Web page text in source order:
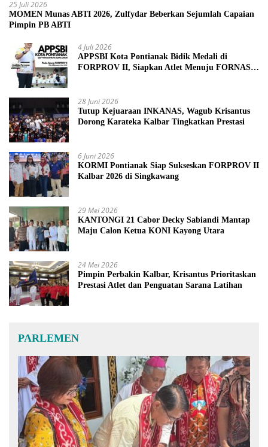
25 Juli 2026
MOMEN Munas ABTI 2026, Zulfydar Beberkan Sejumlah Capaian
Pimpin PB ABTI
4 Juli 2026
APPSBI Kota Pontianak Bidik Medali di
FORPROV II, Siapkan Atlet Menuju FORNAS
28 Juni 2026
Tutup Kejuaraan INKANAS, Wagub Krisantus
Dorong Karateka Kalbar Tingkatkan Prestasi
6 Juni 2026
KORMI Pontianak Siap Sukseskan FORPROV II
Kalbar 2026 di Singkawang
29 Mei 2026
KANTONGI 21 Cabor Decky Sabiandi Mantap
Maju Calon Ketua KONI Kayong Utara
24 Mei 2026
Pimpin Perbakin Kalbar, Krisantus Prioritaskan
Prestasi Atlet dan Penguatan Sarana Latihan
PARLEMEN